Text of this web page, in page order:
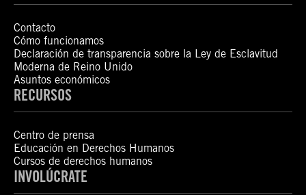
Contacto
Cómo funcionamos
Declaración de transparencia sobre la Ley de Esclavitud
Moderna de Reino Unido
Asuntos económicos
RECURSOS
Centro de prensa
Educación en Derechos Humanos
Cursos de derechos humanos
INVOLÚCRATE